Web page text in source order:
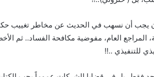
يجب أن نسهب في الحديث عن مخاطر تغييب
المراجع العام، مفوضية مكافحة الفساد.. ثم
للتنفيذي ..!!